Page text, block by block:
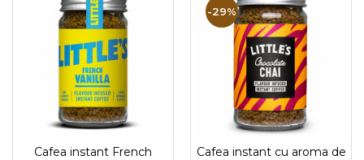
Cafea instant French
-29%
Cafea instant cu aroma de